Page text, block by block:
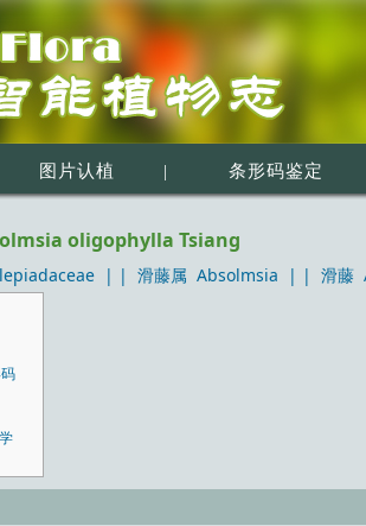
图片认植 | 条形码鉴定
oligophylla Tsiang
| | 滑藤属 Absolmsia | | 滑藤